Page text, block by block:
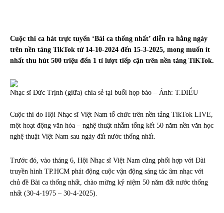
Cuộc thi ca hát trực tuyến ‘Bài ca thống nhất’ diễn ra hằng ngày
trên nền tảng TikTok từ 14-10-2024 đến 15-3-2025, mong muốn ít
nhất thu hút 500 triệu đến 1 tỉ lượt tiếp cận trên nền tảng TiKTok.
Nhạc sĩ Đức Trịnh (giữa) chia sẻ tại buổi họp báo – Ảnh: T.ĐIỂU
Cuộc thi do Hội Nhạc sĩ Việt Nam tổ chức trên nền tảng TikTok LIVE,
một hoạt động văn hóa – nghệ thuật nhằm tổng kết 50 năm nền văn học
nghệ thuật Việt Nam sau ngày đất nước thống nhất.
Trước đó, vào tháng 6, Hội Nhạc sĩ Việt Nam cũng phối hợp với Đài
truyền hình TP.HCM phát động cuộc vận động sáng tác âm nhạc với
chủ đề Bài ca thống nhất, chào mừng kỷ niệm 50 năm đất nước thống
nhất (30-4-1975 – 30-4-2025).